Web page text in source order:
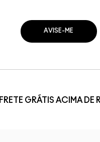
AVISE-ME
FRETE GRÁTIS ACIMA DE